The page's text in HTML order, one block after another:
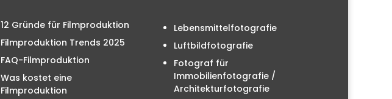
12 Gründe für Filmproduktion
Filmproduktion Trends 2025
FAQ-Filmproduktion
Was kostet eine
Filmproduktion
Lebensmittelfotografie
Luftbildfotografie
Fotograf für
Immobilienfotografie /
Architekturfotografie